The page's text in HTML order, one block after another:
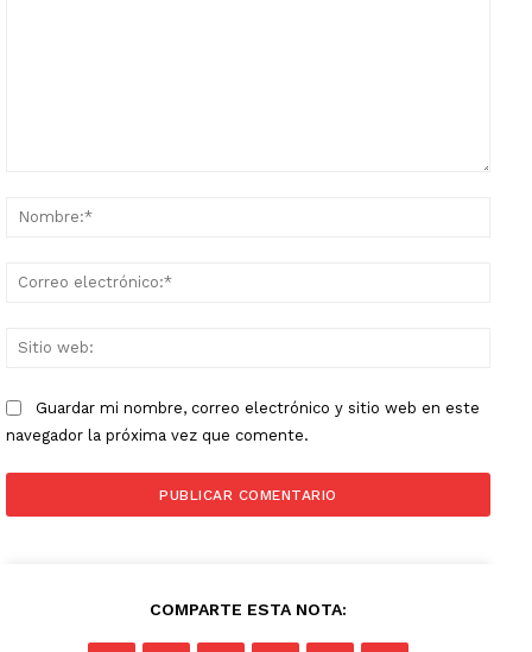
Guardar mi nombre, correo electrónico y sitio web en este
navegador la próxima vez que comente.
COMPARTE ESTA NOTA: